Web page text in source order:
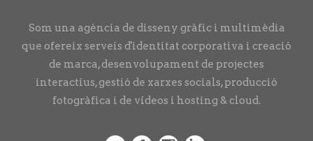
Som una agència de disseny gràfic i multimèdia
que ofereix serveis d'identitat corporativa i creació
de marca, desenvolupament de projectes
interactius, gestió de xarxes socials, producció
fotogràfica i de vídeos i hosting & cloud.